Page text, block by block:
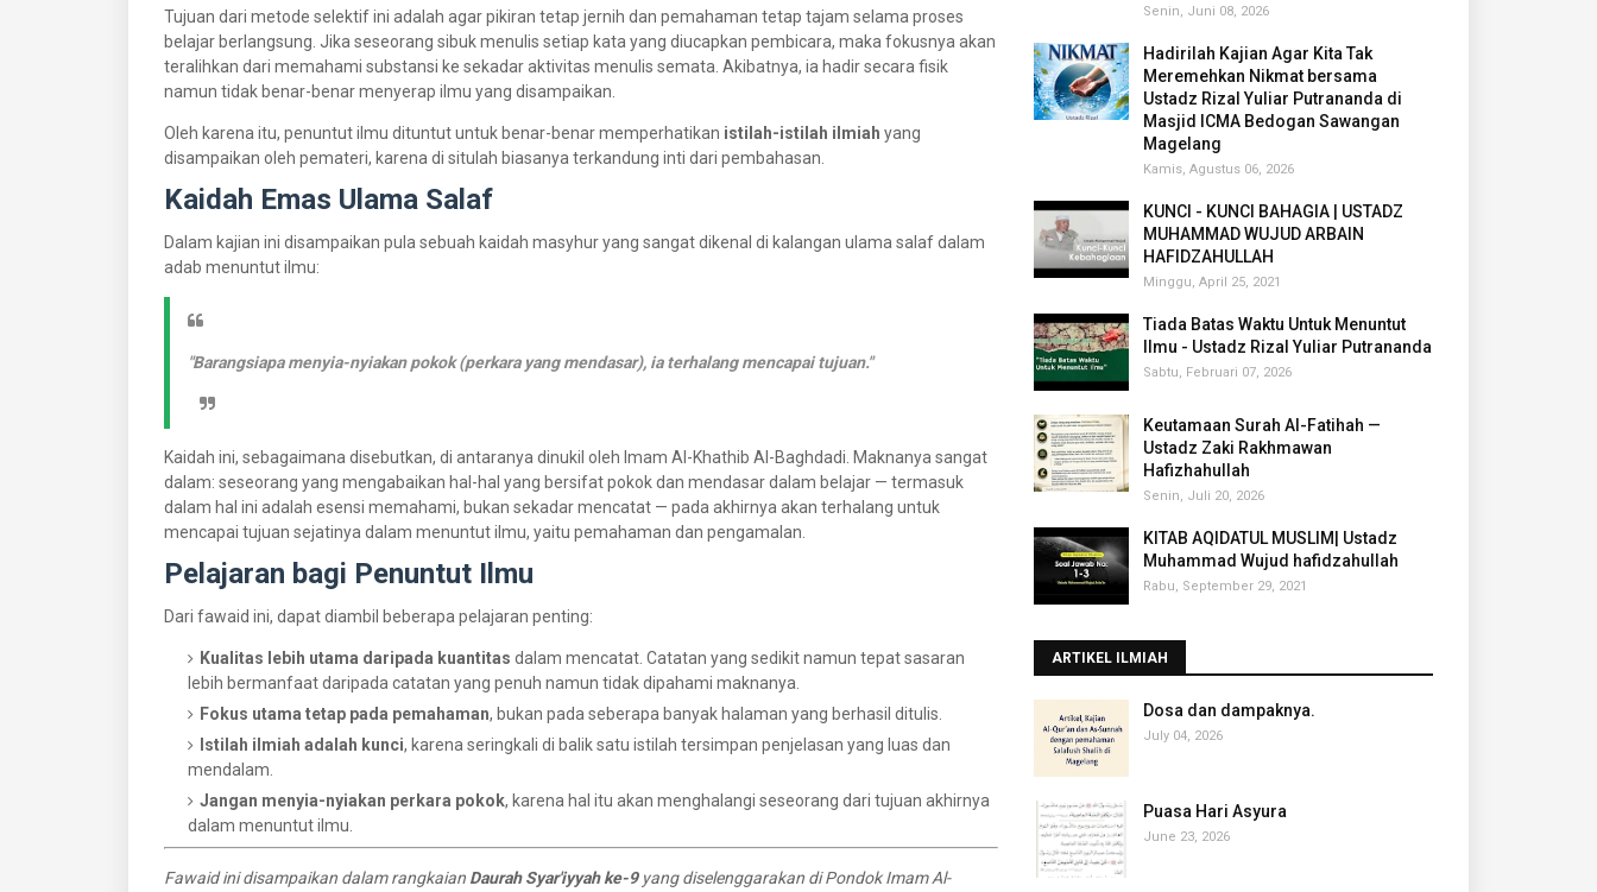
Tujuan dari metode selektif ini adalah agar pikiran tetap jernih dan pemahaman tetap tajam selama proses
belajar berlangsung. Jika seseorang sibuk menulis setiap kata yang diucapkan pembicara, maka fokusnya akan
teralihkan dari memahami substansi ke sekadar aktivitas menulis semata. Akibatnya, ia hadir secara fisik
namun tidak benar-benar menyerap ilmu yang disampaikan.
Oleh karena itu, penuntut ilmu dituntut untuk benar-benar memperhatikan istilah-istilah ilmiah yang
disampaikan oleh pemateri, karena di situlah biasanya terkandung inti dari pembahasan.
Kaidah Emas Ulama Salaf
Dalam kajian ini disampaikan pula sebuah kaidah masyhur yang sangat dikenal di kalangan ulama salaf dalam
adab menuntut ilmu:
"Barangsiapa menyia-nyiakan pokok (perkara yang mendasar), ia terhalang mencapai tujuan."
Kaidah ini, sebagaimana disebutkan, di antaranya dinukil oleh Imam Al-Khathib Al-Baghdadi. Maknanya sangat
dalam: seseorang yang mengabaikan hal-hal yang bersifat pokok dan mendasar dalam belajar — termasuk
dalam hal ini adalah esensi memahami, bukan sekadar mencatat — pada akhirnya akan terhalang untuk
mencapai tujuan sejatinya dalam menuntut ilmu, yaitu pemahaman dan pengamalan.
Pelajaran bagi Penuntut Ilmu
Dari fawaid ini, dapat diambil beberapa pelajaran penting:
Kualitas lebih utama daripada kuantitas dalam mencatat. Catatan yang sedikit namun tepat sasaran
lebih bermanfaat daripada catatan yang penuh namun tidak dipahami maknanya.
Fokus utama tetap pada pemahaman, bukan pada seberapa banyak halaman yang berhasil ditulis.
Istilah ilmiah adalah kunci, karena seringkali di balik satu istilah tersimpan penjelasan yang luas dan
mendalam.
Jangan menyia-nyiakan perkara pokok, karena hal itu akan menghalangi seseorang dari tujuan akhirnya
dalam menuntut ilmu.
Fawaid ini disampaikan dalam rangkaian Daurah Syar'iyyah ke-9yang diselenggarakan di Pondok Imam Al-
Senin, Juni 08, 2026
Hadirilah Kajian Agar Kita Tak
Meremehkan Nikmat bersama
Ustadz Rizal Yuliar Putrananda di
Masjid ICMA Bedogan Sawangan
Magelang
Kamis, Agustus 06, 2026
KUNCI - KUNCI BAHAGIA | USTADZ
MUHAMMAD WUJUD ARBAIN
HAFIDZAHULLAH
Minggu, April 25, 2021
Tiada Batas Waktu Untuk Menuntut
Ilmu - Ustadz Rizal Yuliar Putrananda
Sabtu, Februari 07, 2026
Keutamaan Surah Al-Fatihah —
Ustadz Zaki Rakhmawan
Hafizhahullah
Senin, Juli 20, 2026
KITAB AQIDATUL MUSLIM| Ustadz
Muhammad Wujud hafidzahullah
Rabu, September 29, 2021
ARTIKEL ILMIAH
‎Dosa dan dampaknya.
July 04, 2026
Puasa Hari Asyura
June 23, 2026